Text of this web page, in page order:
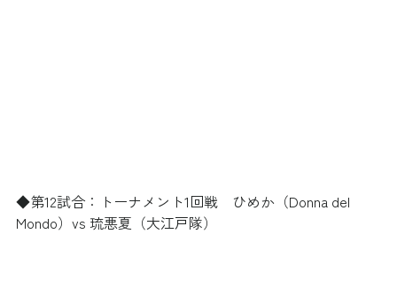
◆第12試合：トーナメント1回戦　ひめか（Donna del
Mondo）vs 琉悪夏（大江戸隊）